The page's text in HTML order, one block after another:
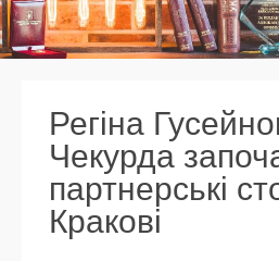
Регіна
Чекурда
партнерські
Кракові